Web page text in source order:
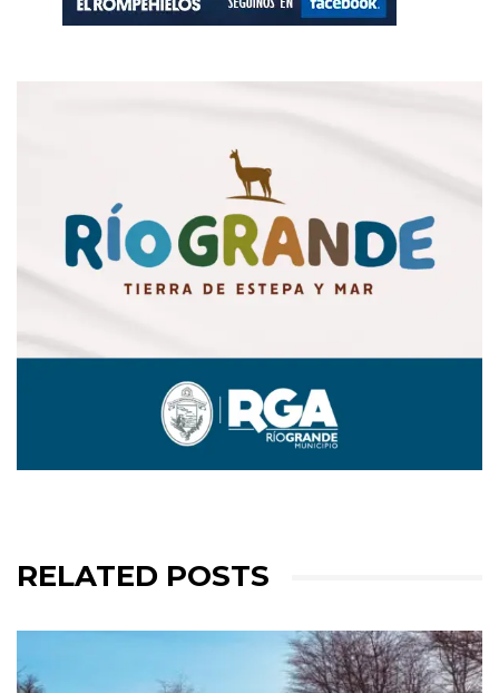
RELATED POSTS